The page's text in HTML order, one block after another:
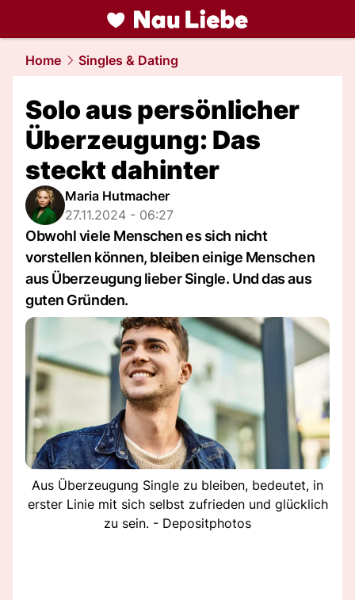
liebe.NAU.ch
Home Singles & Dating
Solo aus persönlicher
Überzeugung: Das
steckt dahinter
Maria Hutmacher
27.11.2024 - 06:27
Obwohl viele Menschen es sich nicht
vorstellen können, bleiben einige Menschen
aus Überzeugung lieber Single. Und das aus
guten Gründen.
Aus Überzeugung Single zu bleiben, bedeutet, in
erster Linie mit sich selbst zufrieden und glücklich
zu sein. - Depositphotos